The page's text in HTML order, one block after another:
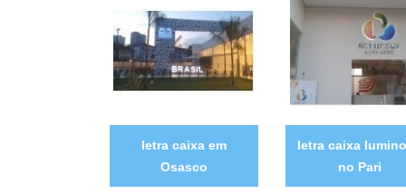
letra caixa em
Osasco
letra caixa
no Pari